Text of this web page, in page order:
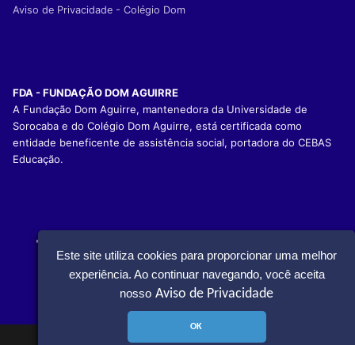
Este site utiliza cookies para proporcionar uma melhor
experiência. Ao continuar navegando, você aceita
nosso Aviso de Privacidade
OK
Aviso de Privacidade - Colégio Dom
FDA - FUNDAÇÃO DOM AGUIRRE
A Fundação Dom Aguirre, mantenedora da Universidade de
Sorocaba e do Colégio Dom Aguirre, está certificada como
entidade beneficente de assistência social, portadora do CEBAS
Educação.